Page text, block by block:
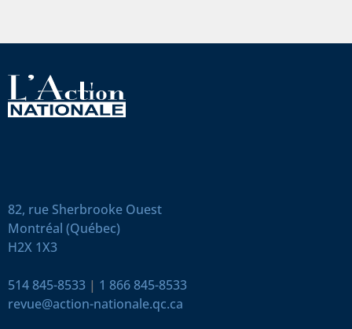
82, rue Sherbrooke Ouest
Montréal (Québec)
H2X 1X3
514 845-8533 | 1 866 845-8533
revue@action-nationale.qc.ca